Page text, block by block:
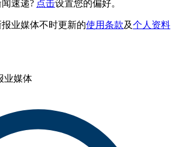
速递? 点击设置您的偏好。
业媒体不时更新的使用条款及个人资料
业媒体